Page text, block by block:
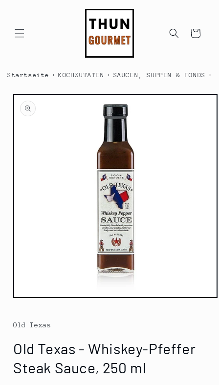
Warenkorb
Startseite › KOCHZUTATEN › SAUCEN, SUPPEN & FONDS ›
Medien
Modal
öffnen
Old Texas
Old Texas - Whiskey-Pfeffer
Steak Sauce, 250 ml